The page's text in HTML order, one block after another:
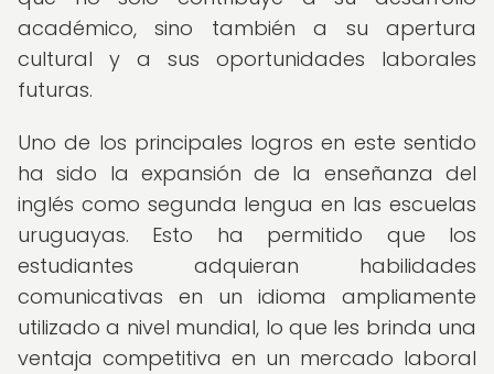
académico, sino también a su apertura
cultural y a sus oportunidades laborales
futuras.
Uno de los principales logros en este sentido
ha sido la expansión de la enseñanza del
inglés como segunda lengua en las escuelas
uruguayas. Esto ha permitido que los
estudiantes adquieran habilidades
comunicativas en un idioma ampliamente
utilizado a nivel mundial, lo que les brinda una
ventaja competitiva en un mercado laboral